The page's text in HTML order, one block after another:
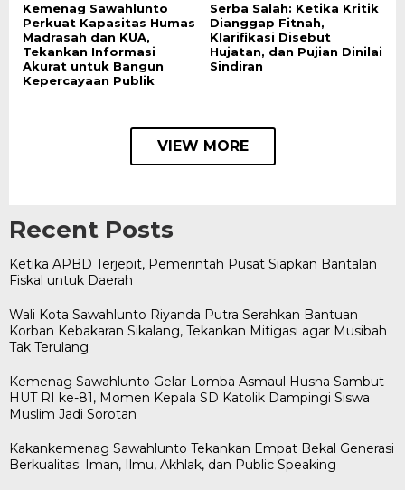
Kemenag Sawahlunto
Perkuat Kapasitas Humas
Madrasah dan KUA,
Tekankan Informasi
Akurat untuk Bangun
Kepercayaan Publik
Serba Salah: Ketika Kritik
Dianggap Fitnah,
Klarifikasi Disebut
Hujatan, dan Pujian Dinilai
Sindiran
VIEW MORE
Recent Posts
Ketika APBD Terjepit, Pemerintah Pusat Siapkan Bantalan
Fiskal untuk Daerah
Wali Kota Sawahlunto Riyanda Putra Serahkan Bantuan
Korban Kebakaran Sikalang, Tekankan Mitigasi agar Musibah
Tak Terulang
Kemenag Sawahlunto Gelar Lomba Asmaul Husna Sambut
HUT RI ke-81, Momen Kepala SD Katolik Dampingi Siswa
Muslim Jadi Sorotan
Kakankemenag Sawahlunto Tekankan Empat Bekal Generasi
Berkualitas: Iman, Ilmu, Akhlak, dan Public Speaking